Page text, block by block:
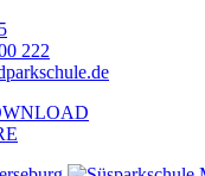
222